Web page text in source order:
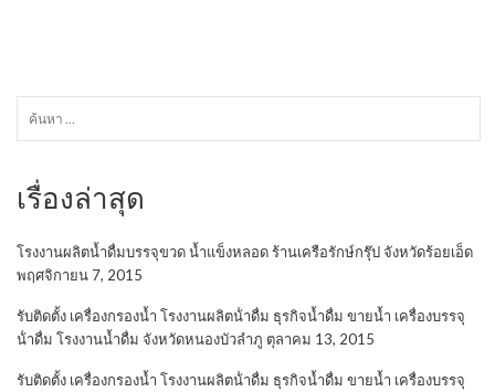
เรื่องล่าสุด
โรงงานผลิตน้ำดื่มบรรจุขวด น้ำแข็งหลอด ร้านเครือรักษ์กรุ๊ป จังหวัดร้อยเอ็ด
พฤศจิกายน 7, 2015
รับติดตั้ง เครื่องกรองน้ำ โรงงานผลิตน้ําดื่ม ธุรกิจน้ำดื่ม ขายน้ำ เครื่องบรรจุ
น้ําดื่ม โรงงานน้ำดื่ม จังหวัดหนองบัวลำภู ตุลาคม 13, 2015
รับติดตั้ง เครื่องกรองน้ำ โรงงานผลิตน้ําดื่ม ธุรกิจน้ำดื่ม ขายน้ำ เครื่องบรรจุ